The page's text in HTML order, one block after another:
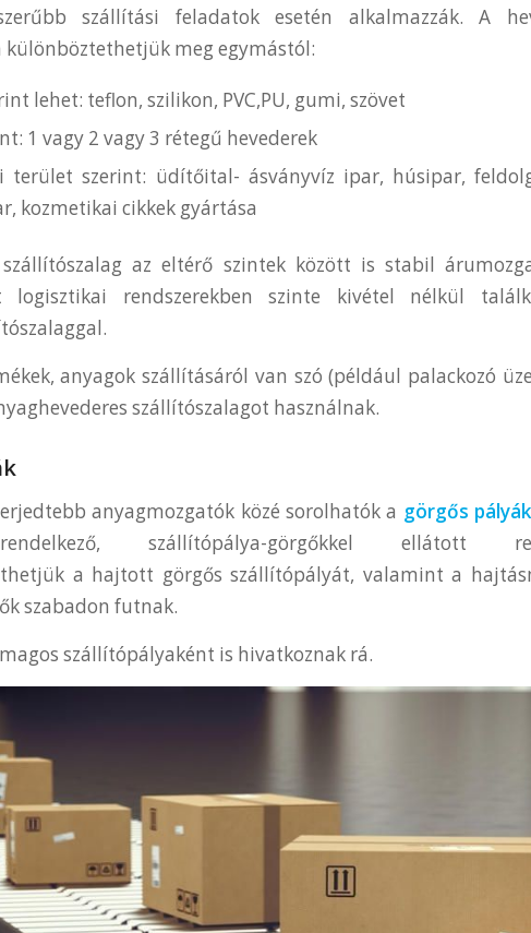
szállítási feladatok esetén alkalmazzák. A
különböztethetjük meg egymástól:
lehet: teflon, szilikon, PVC,PU, gumi, szövet
1 vagy 2 vagy 3 rétegű hevederek
terület szerint: üdítőital- ásványvíz ipar, húsipar,
kozmetikai cikkek gyártása
szállítószalag az eltérő szintek között is stabil
logisztikai rendszerekben szinte kivétel nélkül
anyagok szállításáról van szó (például palackozó
szállítószalagot használnak.
anyagmozgatók közé sorolhatók a görgős pályák
szállítópálya-görgőkkel ellátott
a hajtott görgős szállítópályát, valamint a
szabadon futnak.
szállítópályaként is hivatkoznak rá.